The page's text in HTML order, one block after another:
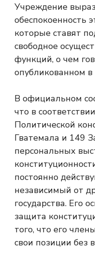
Учреждение
обеспокоенность
которые ставят
свободное
функций, о чем
опубликованном в
В официальном
что в
Политической
Гватемала и 149
персональных
постоянно
независимый от
государства. Его
защита
того, что его
свои позиции без